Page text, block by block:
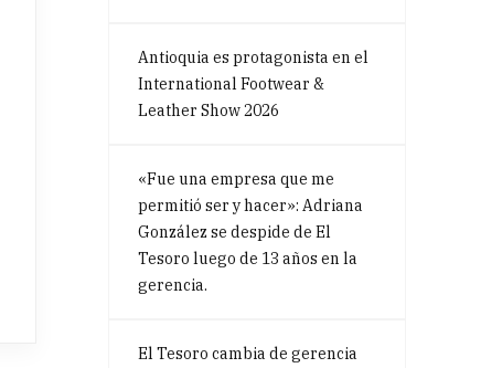
Antioquia es protagonista en el
International Footwear &
Leather Show 2026
«Fue una empresa que me
permitió ser y hacer»: Adriana
González se despide de El
Tesoro luego de 13 años en la
gerencia.
El Tesoro cambia de gerencia